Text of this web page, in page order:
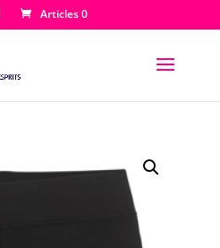
Articles 0